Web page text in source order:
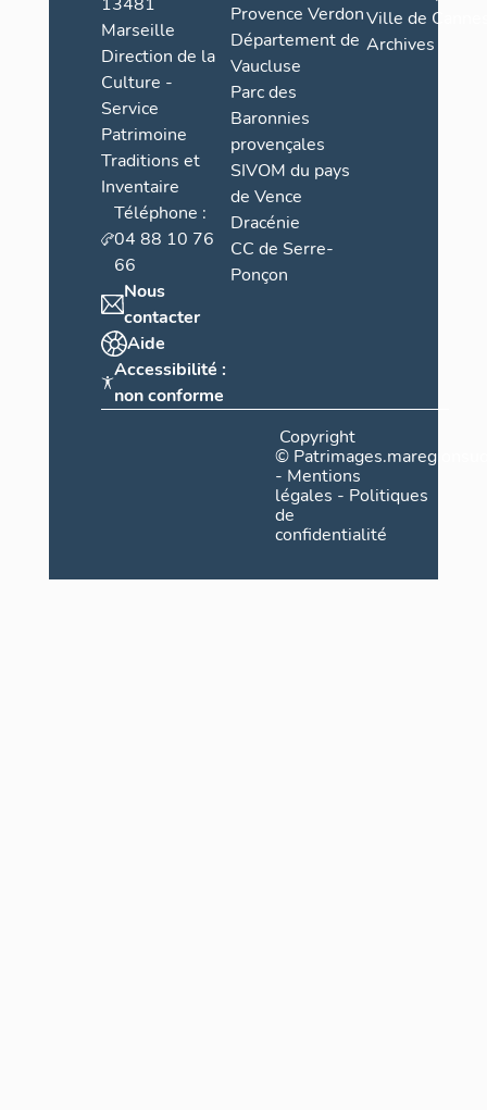
Marseille
Direction de la
Culture -
Service
Patrimoine
Traditions et
Inventaire
Téléphone :
04 88 10 76
66
Nous
contacter
Aide
Accessibilité :
non conforme
Provence Verdon
Département de
Vaucluse
Parc des
Baronnies
provençales
SIVOM du pays
de Vence
Dracénie
CC de Serre-
Ponçon
Ville de
Archives
Copyright
©
- Mentions
légales - Politiques
de
confidentialité